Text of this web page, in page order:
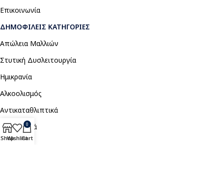
Επικοινωνία
ΔΗΜΟΦΙΛΕΊΣ ΚΑΤΗΓΟΡΊΕΣ
Απώλεια Μαλλιών
Στυτική Δυσλειτουργία
Ημικρανία
Αλκοολισμός
Αντικαταθλιπτικά
Αναλγητικά
ShopWishlist
0
Cart